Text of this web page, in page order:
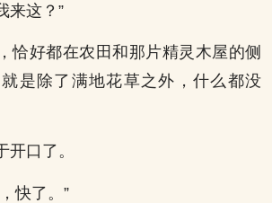
来这？”
恰好都在农田和那片精灵木屋的侧
是除了满地花草之外，什么都没
开口了。
快了。”